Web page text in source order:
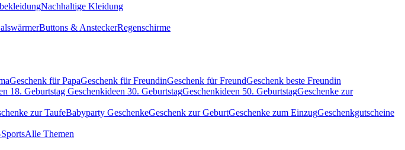
Nachhaltige Kleidung
Buttons & AnsteckerRegenschirme
Geschenk für PapaGeschenk für FreundinGeschenk für FreundGeschenk beste Freundin
18. Geburtstag Geschenkideen 30. GeburtstagGeschenkideen 50. GeburtstagGeschenke zur
zur TaufeBabyparty GeschenkeGeschenk zur GeburtGeschenke zum EinzugGeschenkgutscheine
Alle Themen